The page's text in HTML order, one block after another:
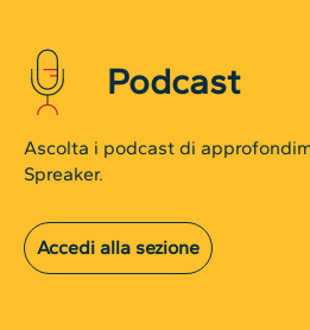
Podcast
Ascolta i podcast di
Spreaker.
Accedi alla sezione